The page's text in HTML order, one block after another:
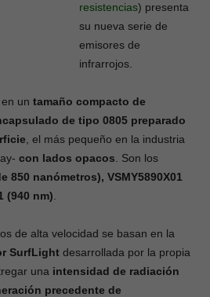
resistencias) presenta
su nueva serie de
emisores de
infrarrojos.
un tamaño compacto de
de tipo 0805 preparado
, el más pequeño en la industria
con lados opacos . Son los
850 nanómetros), VSMY5890X01
(940 nm)
de alta velocidad se basan en la
SurfLight desarrollada por la propia
una intensidad de radiación
precedente de